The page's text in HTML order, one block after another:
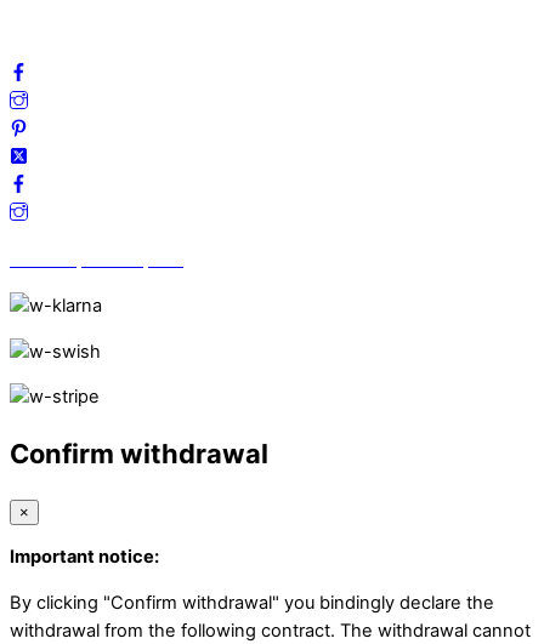
Confirm withdrawal
×
Important notice:
By clicking "Confirm withdrawal" you bindingly declare the
withdrawal from the following contract. The withdrawal cannot